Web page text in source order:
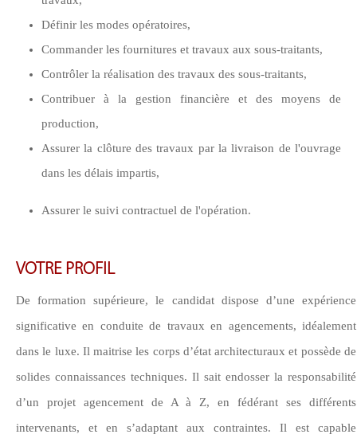
Définir les modes opératoires,
Commander les fournitures et travaux aux sous-traitants,
Contrôler la réalisation des travaux des sous-traitants,
Contribuer à la gestion financière et des moyens de
production,
Assurer la clôture des travaux par la livraison de l'ouvrage
dans les délais impartis,
Assurer le suivi contractuel de l'opération.
VOTRE PROFIL
De formation supérieure, le candidat dispose d’une expérience
significative en conduite de travaux en agencements, idéalement
dans le luxe. Il maitrise les corps d’état architecturaux et possède de
solides connaissances techniques. Il sait endosser la responsabilité
d’un projet agencement de A à Z, en fédérant ses différents
intervenants, et en s’adaptant aux contraintes. Il est capable